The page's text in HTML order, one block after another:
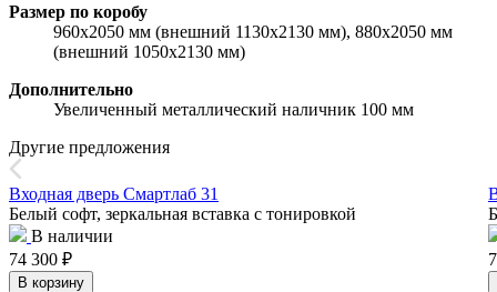
Размер по коробу
960х2050 мм (внешний 1130х2130 мм), 880х2050 мм
(внешний 1050х2130 мм)
Дополнительно
Увеличенный металлический наличник 100 мм
Другие предложения
Входная дверь Смартлаб 31
Белый софт, зеркальная вставка с тонировкой
В наличии
74 300 ₽
В корзину